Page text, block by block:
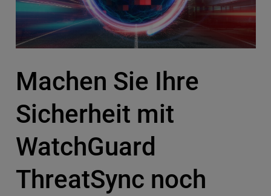
Machen Sie Ihre
Sicherheit mit
WatchGuard
ThreatSync noch